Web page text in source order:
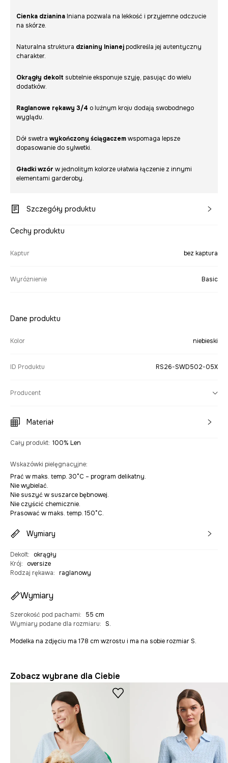
Cienka dzianina lniana pozwala na lekkość i przyjemne odczucie
na skórze.
Naturalna struktura dzianiny lnianej podkreśla jej autentyczny
charakter.
Okrągły dekolt subtelnie eksponuje szyję, pasując do wielu
dodatków.
Raglanowe rękawy 3/4 o luźnym kroju dodają swobodnego
wyglądu.
Dół swetra wykończony ściągaczemwspomaga lepsze
dopasowanie do sylwetki.
Gładki wzór w jednolitym kolorze ułatwia łączenie z innymi
elementami garderoby.
Szczegóły produktu
Cechy produktu
Kaptur bez kaptura
Wyróżnienie Basic
Dane produktu
Kolor niebieski
ID Produktu RS26-SWD502-05X
Producent
Materiał
Cały produkt: 100% Len
Wskazówki pielęgnacyjne:
Prać w maks. temp. 30°C – program delikatny.
Nie wybielać.
Nie suszyć w suszarce bębnowej.
Nie czyścić chemicznie.
Prasować w maks. temp. 150°C.
Wymiary
Dekolt:
okrągły
Krój:
oversize
Rodzaj rękawa: raglanowy
Wymiary
Szerokość pod pachami:
55 cm
Wymiary podane dla rozmiaru: S.
Modelka na zdjęciu ma 178 cm wzrostu i ma na sobie rozmiar S.
Zobacz wybrane dla Ciebie